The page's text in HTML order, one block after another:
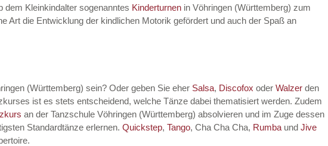
dem Kleinkindalter sogenanntes Kinderturnen in Vöhringen (Württemberg) zum
Art die Entwicklung der kindlichen Motorik gefördert und auch der Spaß an
(Württemberg) sein? Oder geben Sie eher Salsa, Discofox oder Walzer den
ist es stets entscheidend, welche Tänze dabei thematisiert werden. Zudem
an der Tanzschule Vöhringen (Württemberg) absolvieren und im Zuge dessen
Standardtänze erlernen. Quickstep, Tango, Cha Cha Cha, Rumba und Jive